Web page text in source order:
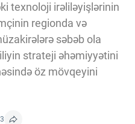
texnoloji irəliləyişlərinin
regionda və
səbəb ola
strateji əhəmiyyətini
öz mövqeyini